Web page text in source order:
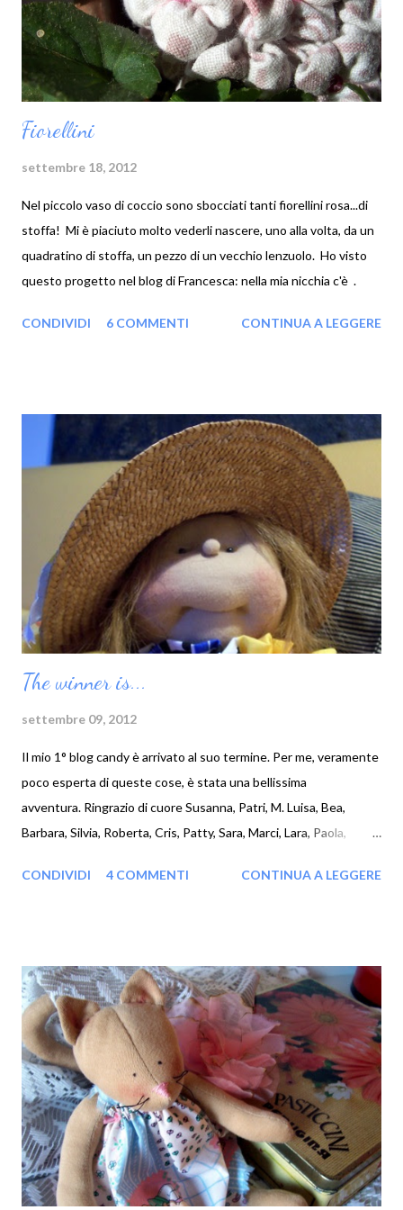
Fiorellini
settembre 18, 2012
Nel piccolo vaso di coccio sono sbocciati tanti fiorellini rosa...di
stoffa! Mi è piaciuto molto vederli nascere, uno alla volta, da un
quadratino di stoffa, un pezzo di un vecchio lenzuolo. Ho visto
questo progetto nel blog di Francesca: nella mia nicchia c'è .
CONDIVIDI 6 COMMENTI CONTINUA A LEGGERE
The winner is...
settembre 09, 2012
Il mio 1° blog candy è arrivato al suo termine. Per me, veramente
poco esperta di queste cose, è stata una bellissima
avventura. Ringrazio di cuore Susanna, Patri, M. Luisa, Bea,
Barbara, Silvia, Roberta, Cris, Patty, Sara, Marci, Lara, Paola,
partecipare al mio gioco mi hanno dato una grande gioia e mi
...Barbara che riceverà questa mia tenera bambolina. The winner
is BARBARA ( www.artedelluncinetto.blogspot.it )
CONDIVIDI 4 COMMENTI CONTINUA A LEGGERE